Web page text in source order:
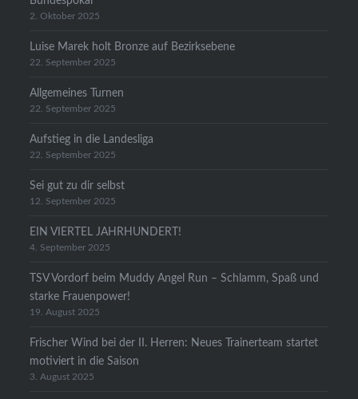
2. Oktober 2025
Luise Marek holt Bronze auf Bezirksebene
22. September 2025
Allgemeines Turnen
22. September 2025
Aufstieg in die Landesliga
22. September 2025
Sei gut zu dir selbst
12. September 2025
EIN VIERTEL JAHRHUNDERT!
4. September 2025
TSV Vordorf beim Muddy Angel Run – Schlamm, Spaß und
starke Frauenpower!
19. August 2025
Frischer Wind bei der II. Herren: Neues Trainerteam startet
motiviert in die Saison
3. August 2025